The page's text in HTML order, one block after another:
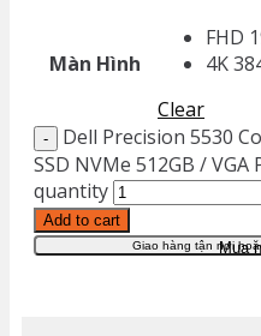
Màn Hình
FHD
4K
Clear
Dell Precision 5530
SSD NVMe 512GB / VGA
quantity
Add to cart
Mua
Giao hàng tận nơi